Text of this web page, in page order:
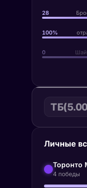
28
100%
0
Личные
Торонто
4 победы